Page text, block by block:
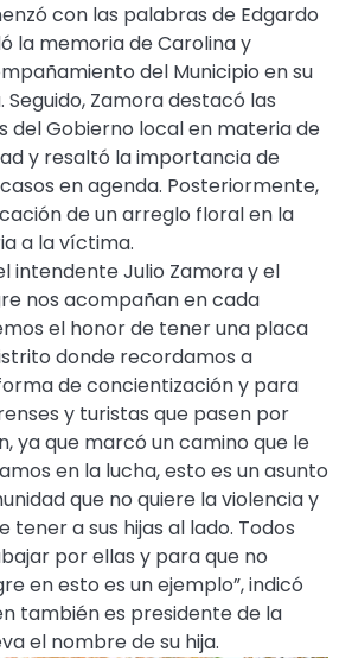
con las palabras de Edgardo
la memoria de Carolina y
del Municipio en su
Seguido, Zamora destacó las
del Gobierno local en materia de
y resaltó la importancia de
en agenda. Posteriormente,
de un arreglo floral en la
a la víctima.
intendente Julio Zamora y el
nos acompañan en cada
el honor de tener una placa
donde recordamos a
de concientización y para
y turistas que pasen por
ya que marcó un camino que le
en la lucha, esto es un asunto
que no quiere la violencia y
tener a sus hijas al lado. Todos
por ellas y para que no
en esto es un ejemplo”, indicó
también es presidente de la
el nombre de su hija.